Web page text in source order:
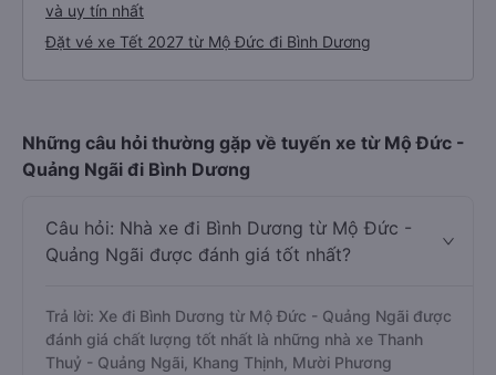
và uy tín nhất
Đặt vé xe Tết 2027 từ Mộ Đức đi Bình Dương
Những câu hỏi thường gặp về tuyến xe từ Mộ Đức -
Quảng Ngãi đi Bình Dương
Câu hỏi: Nhà xe đi Bình Dương từ Mộ Đức -
Quảng Ngãi được đánh giá tốt nhất?
Trả lời: Xe đi Bình Dương từ Mộ Đức - Quảng Ngãi được
đánh giá chất lượng tốt nhất là những nhà xe Thanh
Thuỷ - Quảng Ngãi, Khang Thịnh, Mười Phương